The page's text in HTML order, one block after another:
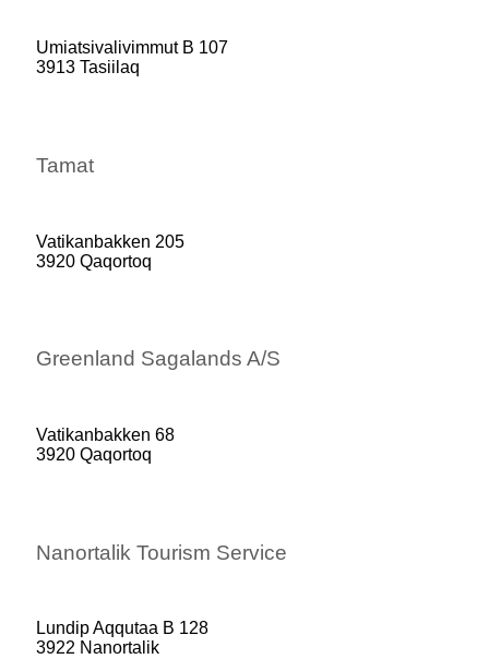
Umiatsivalivimmut B 107
3913 Tasiilaq
Tamat
Vatikanbakken 205
3920 Qaqortoq
Greenland Sagalands A/S
Vatikanbakken 68
3920 Qaqortoq
Nanortalik Tourism Service
Lundip Aqqutaa B 128
3922 Nanortalik